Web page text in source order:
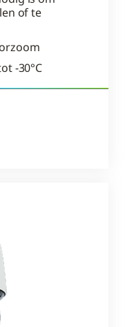
of te
-30°C